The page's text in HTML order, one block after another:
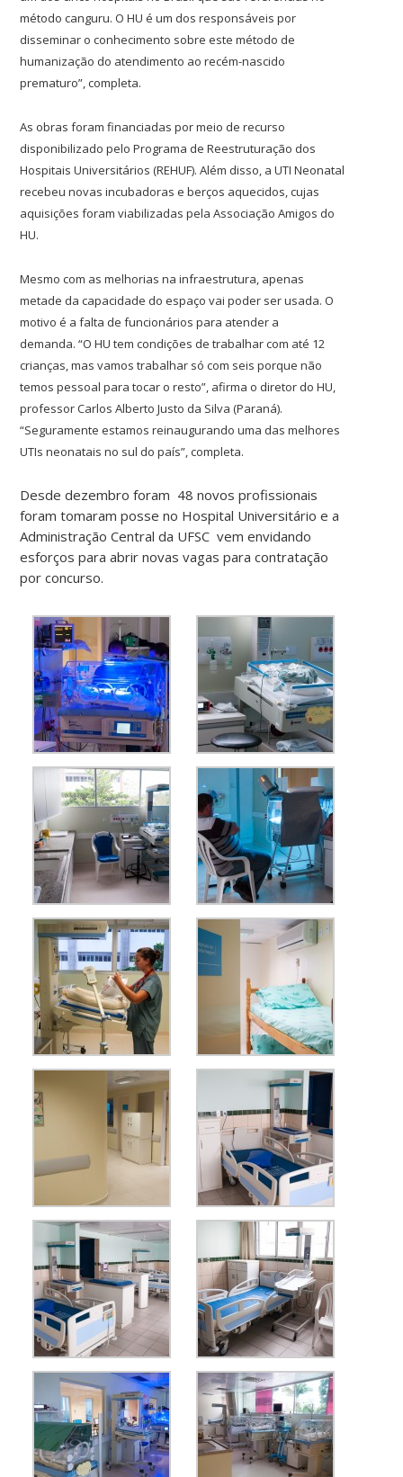
método canguru. O HU é um dos responsáveis por
disseminar o conhecimento sobre este método de
humanização do atendimento ao recém-nascido
prematuro”, completa.
As obras foram financiadas por meio de recurso
disponibilizado pelo Programa de Reestruturação dos
Hospitais Universitários (REHUF). Além disso, a UTI Neonatal
recebeu novas incubadoras e berços aquecidos, cujas
aquisições foram viabilizadas pela Associação Amigos do
HU.
Mesmo com as melhorias na infraestrutura, apenas
metade da capacidade do espaço vai poder ser usada. O
motivo é a falta de funcionários para atender a
demanda. “O HU tem condições de trabalhar com até 12
crianças, mas vamos trabalhar só com seis porque não
temos pessoal para tocar o resto”, afirma o diretor do HU,
professor Carlos Alberto Justo da Silva (Paraná).
“Seguramente estamos reinaugurando uma das melhores
UTIs neonatais no sul do país”, completa.
Desde dezembro foram 48 novos profissionais
foram tomaram posse no Hospital Universitário e a
Administração Central da UFSC vem envidando
esforços para abrir novas vagas para contratação
por concurso.